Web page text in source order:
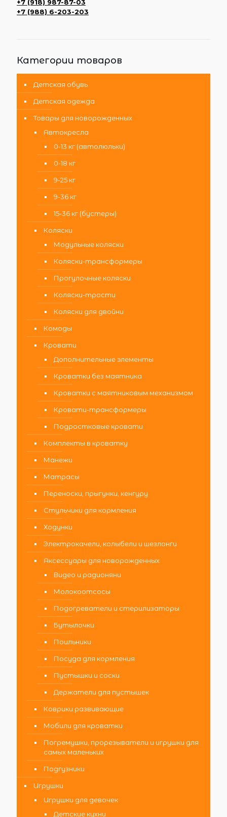
+7 (918) 987-87-03
+7 (988) 6-203-203
Категории товаров
Детская обувь
Детская одежда
Товары для новорожденных
Автокресла
0-13 кг (автолюльки)
0-18 кг
9-25 кг
9-36 кг
15-36 кг (бустеры)
Коляски
Модульные коляски
Коляски-трансформеры
Прогулочные коляски
Коляски-трости
Коляски для двойни
Комоды
Кровати
Дополнительные элементы
Кроватки без маятника
Кроватки с маятниковым механизмом
Кровати-трансформеры
Подростковые кровати
Комплекты в кроватку
Манежи
Матрасы
Переноски, прыгунки, кенгуру
Стульчики для кормления
Ходунки
Электрокачели, колыбели и шезлонги
Аксессуары для новорожденных
Видео и радионяни
Молокоотсосы
Подогреватели и стерилизаторы
Бутылочки
Поильники
Посуда для кормления
Пустышки и соски
Держатели для пустышек
Коврики развивающие
Мобили для кроватки
Погремушки, прорезыватели и игрушки для
самых маленьких
Подгузники
Игрушки
Игрушки для девочек
Детские кухни